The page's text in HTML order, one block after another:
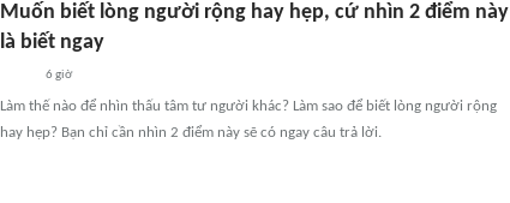
Muốn biết lòng người rộng hay hẹp, cứ nhìn 2 điểm này
là biết ngay
6 giờ
Làm thế nào để nhìn thấu tâm tư người khác? Làm sao để biết lòng người rộng
hay hẹp? Bạn chỉ cần nhìn 2 điểm này sẽ có ngay câu trả lời.